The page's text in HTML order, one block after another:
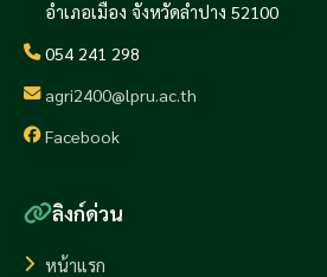
อำเภอเมือง จังหวัดลำปาง 52100
054 241 298
agri2400@lpru.ac.th
Facebook
ลิงก์ด่วน
หน้าแรก